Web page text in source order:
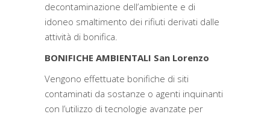
decontaminazione dell’ambiente e di
idoneo smaltimento dei rifiuti derivati dalle
attività di bonifica.
BONIFICHE AMBIENTALI San Lorenzo
Vengono effettuate bonifiche di siti
contaminati da sostanze o agenti inquinanti
con l’utilizzo di tecnologie avanzate per